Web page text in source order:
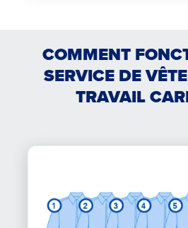
COMMENT
SERVICE DE
TRAVAIL